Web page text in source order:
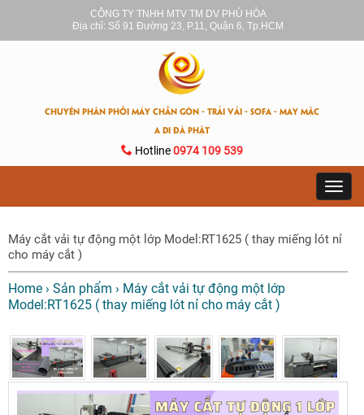
CÔNG TY TNHH MTV TM DV PHÚ HÒA
Địa chỉ: Số 91 Đường 23, P.11, Quận 6, Tp.HCM
CHUYÊN PHÂN PHỐI MÁY CHẦN GÒN - TRẢI VẢI - SOFA - MAY MẶC
A DI ĐÀ PHẬT
Hotline0974 109 539
Máy cắt vải tự động một lớp Model:RT1625 ( thay miếng lót nỉ
cho máy cắt )
Home › Sản phẩm › Máy cắt vải tự động một lớp
Model:RT1625 ( thay miếng lót nỉ cho máy cắt )